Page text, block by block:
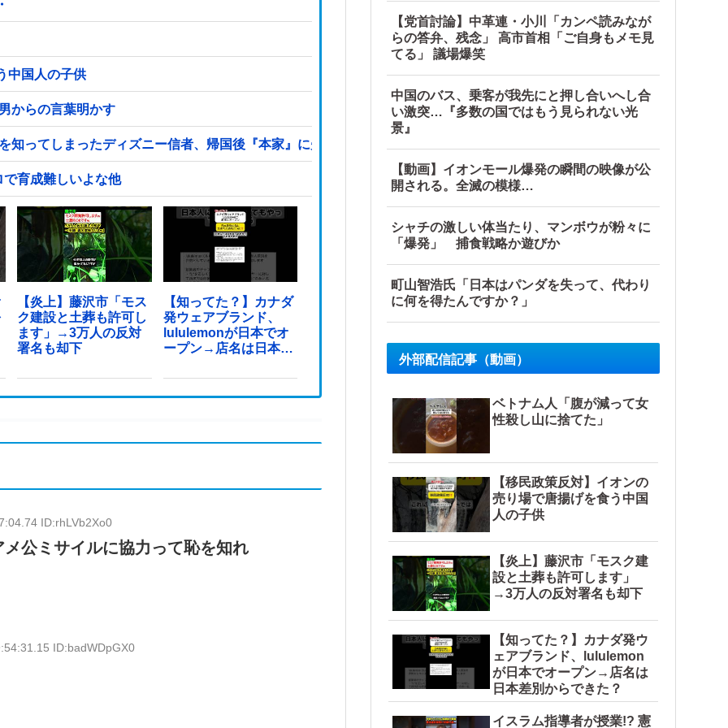
中国人の子供
からの言葉明かす
ってしまったディズニー信者、帰国後『本家』に失望する事態に
育成難しいよな他
【炎上】藤沢市「モス
ク建設と土葬も許可し
ます」→3万人の反対
署名も却下
【知ってた？】カナダ
発ウェアブランド、
lululemonが日本でオ
ープン→店名は日本差
ID:rhLVb2Xo0
公ミサイルに協力って恥を知れ
ID:badWDpGX0
【党首討論】中革連・小川「カンペ読みなが
らの答弁、残念」 高市首相「ご自身もメモ見
てる」 議場爆笑
中国のバス、乗客が我先にと押し合いへし合
い激突…『多数の国ではもう見られない光
景』
【動画】イオンモール爆発の瞬間の映像が公
開される。全滅の模様…
シャチの激しい体当たり、マンボウが粉々に
「爆発」 捕食戦略か遊びか
町山智浩氏「日本はパンダを失って、代わり
に何を得たんですか？」
外部配信記事（動画）
ベトナム人「腹が減って女
性殺し山に捨てた」
【移民政策反対】イオンの
売り場で唐揚げを食う中国
人の子供
【炎上】藤沢市「モスク建
設と土葬も許可します」
→3万人の反対署名も却下
【知ってた？】カナダ発ウ
ェアブランド、lululemon
が日本でオープン→店名は
日本差別からできた？
イスラム指導者が授業!? 憲